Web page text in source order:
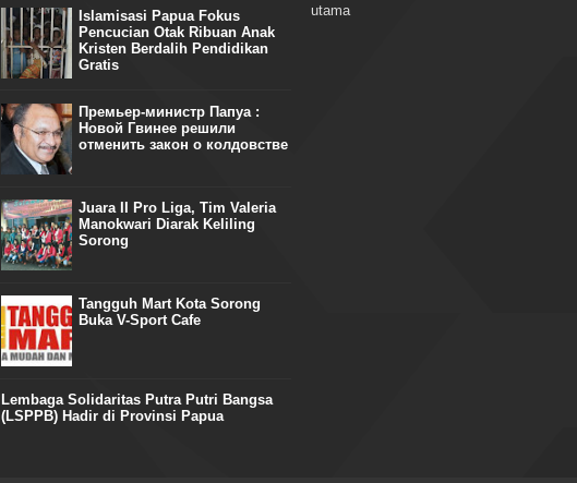
Islamisasi Papua Fokus
Pencucian Otak Ribuan Anak
Kristen Berdalih Pendidikan
Gratis
Премьер-министр Папуа :
Новой Гвинее решили
отменить закон о колдовстве
Juara II Pro Liga, Tim Valeria
Manokwari Diarak Keliling
Sorong
Tangguh Mart Kota Sorong
Buka V-Sport Cafe
Lembaga Solidaritas Putra Putri Bangsa
(LSPPB) Hadir di Provinsi Papua
utama